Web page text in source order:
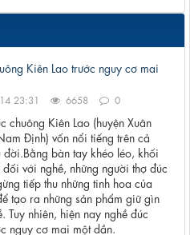
Kiên Lao trước nguy cơ mai
23:31 6658 0
chuông Kiên Lao (huyện Xuân
Định) vốn nổi tiếng trên cả
bàn tay khéo léo, khối
với nghề, những người thợ đúc
tiếp thu những tinh hoa của
tạo ra những sản phẩm giữ gìn
Tuy nhiên, hiện nay nghề đúc
nguy cơ mai một dần.